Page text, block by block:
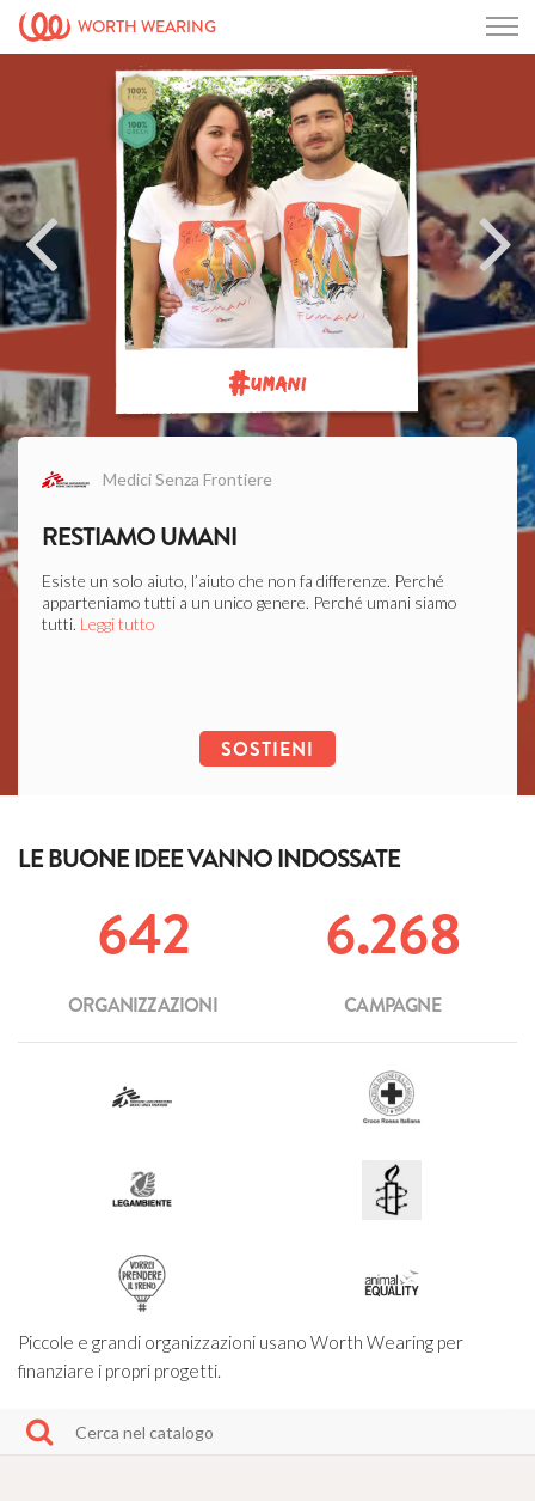
WORTH WEARING
#UMANI
Medici Senza Frontiere
RESTIAMO UMANI
Esiste un solo aiuto, l’aiuto che non fa differenze. Perché
apparteniamo tutti a un unico genere. Perché umani siamo
tutti. Leggi tutto
SOSTIENI
LE BUONE IDEE VANNO INDOSSATE
642
ORGANIZZAZIONI
6.268
CAMPAGNE
Piccole e grandi organizzazioni usano Worth Wearing per
finanziare i propri progetti.